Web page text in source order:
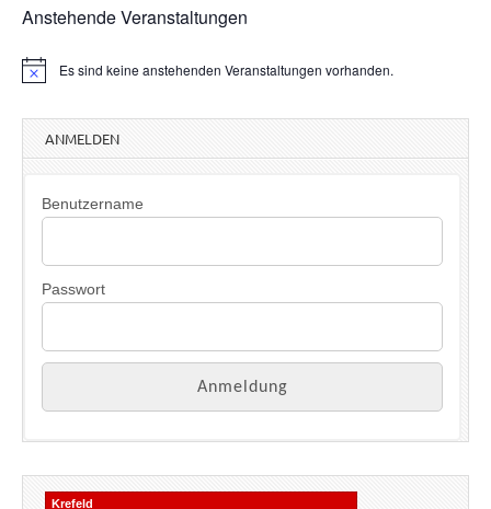
Anstehende Veranstaltungen
H
i
Es sind keine anstehenden Veranstaltungen vorhanden.
ANMELDEN
Benutzername
Passwort